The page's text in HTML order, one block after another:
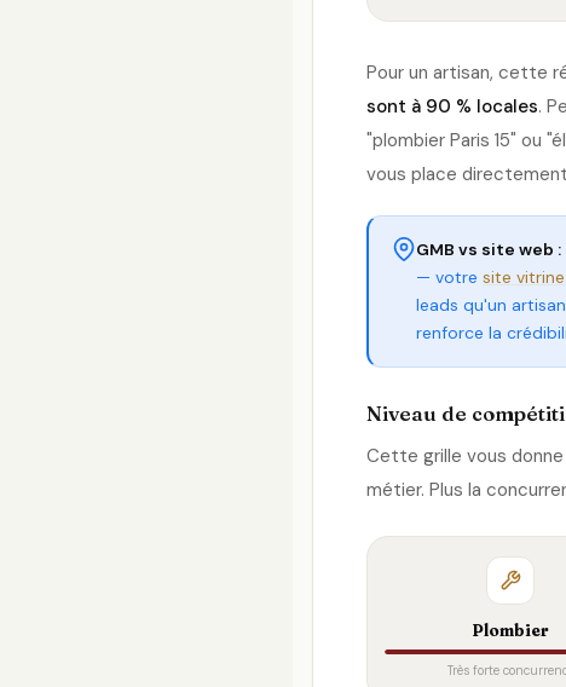
Pour un artisan, cette
sont à 90 % locales.
"plombier Paris 15" ou
vous place
GMB vs site web :
— votresite vitrine
leads qu'un
renforce la
Niveau de
Cette grille vous
métier. Plus la
Plombier
Très forte